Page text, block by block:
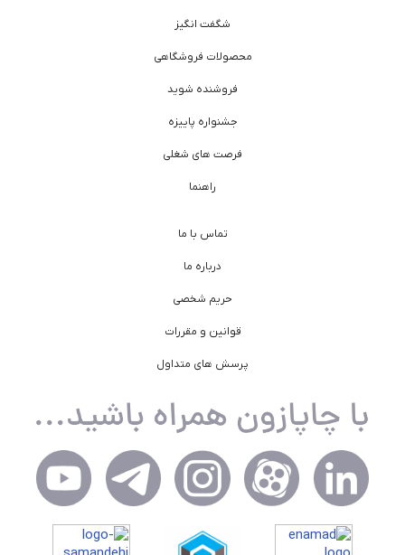
شگفت انگیز
محصولات فروشگاهی
فروشنده شوید
جشنواره پاییزه
فرصت های شغلی
راهنما
تماس با ما
درباره ما
حریم شخصی
قوانین و مقررات
پرسش های متداول